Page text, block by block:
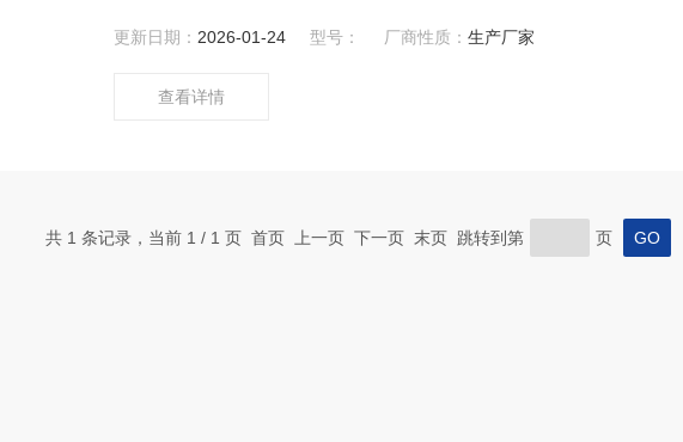
更新日期： 2026-01-24 型号： 厂商性质：生产厂家
查看详情
共 1 条记录，当前 1 / 1 页 首页 上一页 下一页 末页 跳转到第 页